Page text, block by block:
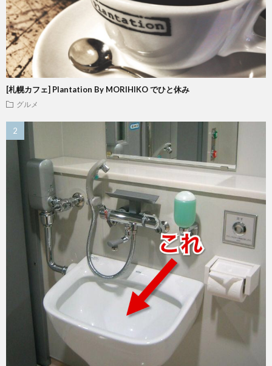
[札幌カフェ] Plantation By MORIHIKO でひと休み
グルメ